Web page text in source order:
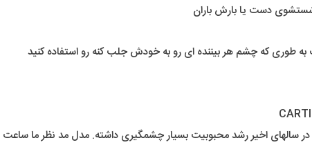
دست یا بارش باران
طوری که چشم هر بیننده ای رو به خودش جلب کنه رو استفاده کنید